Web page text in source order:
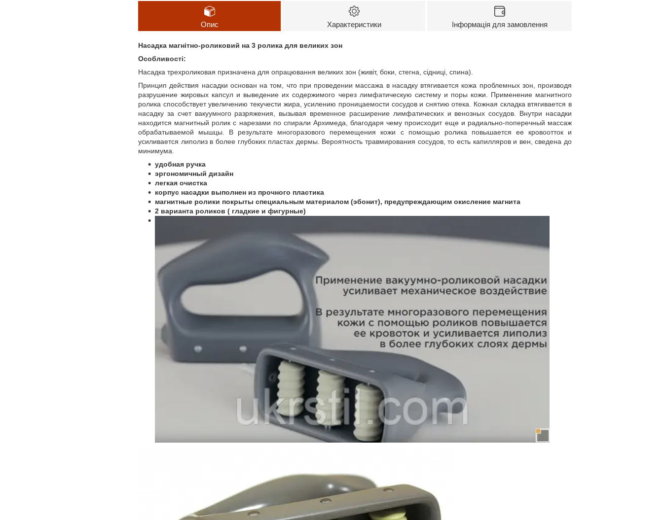
Опис Характеристики Інформація для замовлення
Насадка магнітно-роликовий на 3 ролика для великих зон
Особливості:
Насадка трехроликовая призначена для опрацювання великих зон (живіт, боки, стегна, сідниці, спина).
Принцип действия насадки основан на том, что при проведении массажа в насадку втягивается кожа проблемных зон, производя
разрушение жировых капсул и выведение их содержимого через лимфатическую систему и поры кожи. Применение магнитного
ролика способствует увеличению текучести жира, усилению проницаемости сосудов и снятию отека. Кожная складка втягивается в
насадку за счет вакуумного разряжения, вызывая временное расширение лимфатических и венозных сосудов. Внутри насадки
находится магнитный ролик с нарезами по спирали Архимеда, благодаря чему происходит еще и радиально-поперечный массаж
обрабатываемой мышцы. В результате многоразового перемещения кожи с помощью ролика повышается ее кровоотток и
усиливается липолиз в более глубоких пластах дермы. Вероятность травмирования сосудов, то есть капилляров и вен, сведена до
минимума.
удобная ручка
эргономичный дизайн
легкая очистка
корпус насадки выполнен из прочного пластика
магнитные ролики покрыты специальным материалом (эбонит), предупреждающим окисление магнита
2 варианта роликов ( гладкие и фигурные)